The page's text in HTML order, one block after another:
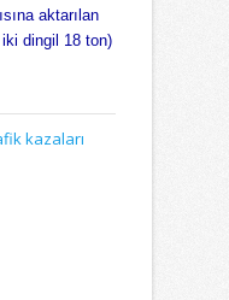
aktarılan
iki dingil 18 ton)
kazaları